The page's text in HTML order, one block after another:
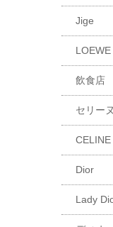
Jige
LOEWE
飲食店
セリーヌ
CELINE
Dior
Lady